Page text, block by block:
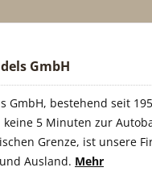
GmbH
GmbH, bestehend seit
5 Minuten zur
Grenze, ist unsere
Ausland. Mehr